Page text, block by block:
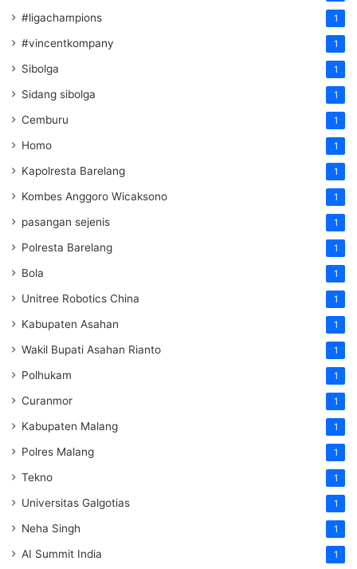
#ligachampions 1
#vincentkompany 1
Sibolga 1
Sidang sibolga 1
Cemburu 1
Homo 1
Kapolresta Barelang 1
Kombes Anggoro Wicaksono 1
pasangan sejenis 1
Polresta Barelang 1
Bola 1
Unitree Robotics China 1
Kabupaten Asahan 1
Wakil Bupati Asahan Rianto 1
Polhukam 1
Curanmor 1
Kabupaten Malang 1
Polres Malang 1
Tekno 1
Universitas Galgotias 1
Neha Singh 1
AI Summit India 1